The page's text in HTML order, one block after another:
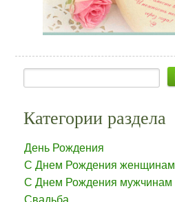
Категории раздела
День Рождения
С Днем Рождения женщинам
С Днем Рождения мужчинам
Свадьба